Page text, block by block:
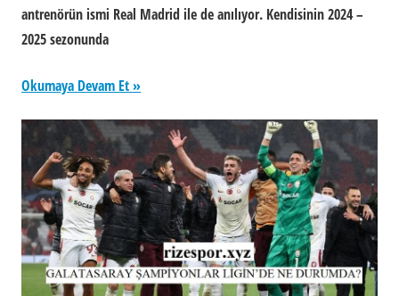
antrenörün ismi Real Madrid ile de anılıyor. Kendisinin 2024 –
2025 sezonunda
Okumaya Devam Et